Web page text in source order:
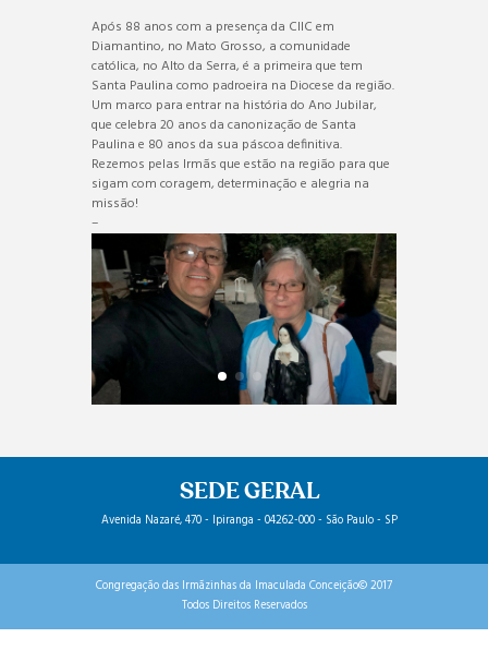
Após 88 anos com a presença da CIIC em
Diamantino, no Mato Grosso, a comunidade
católica, no Alto da Serra, é a primeira que tem
Santa Paulina como padroeira na Diocese da região.
Um marco para entrar na história do Ano Jubilar,
que celebra 20 anos da canonização de Santa
Paulina e 80 anos da sua páscoa definitiva.
Rezemos pelas Irmãs que estão na região para que
sigam com coragem, determinação e alegria na
missão!
–
SEDE GERAL
Avenida Nazaré, 470 - Ipiranga - 04262-000 - São Paulo - SP
Congregação das Irmãzinhas da Imaculada Conceição© 2017
Todos Direitos Reservados